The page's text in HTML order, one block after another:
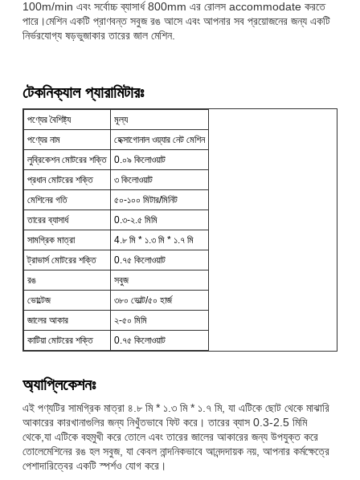
100m/min এবং সর্বোচ্চ ব্যাসার্ধ 800mm এর রোলস accommodate করতে
পারে।মেশিন একটি প্রাণবন্ত সবুজ রঙ আসে এবং আপনার সব প্রয়োজনের জন্য একটি
নির্ভরযোগ্য ষড়ভুজাকার তারের জাল মেশিন.
টেকনিক্যাল প্যারামিটারঃ
পণ্যের বৈশিষ্ট্য
মূল্য
পণ্যের নাম
হেক্সাগোনাল ওয়্যার নেট মেশিন
লুব্রিকেশন মোটরের শক্তি
0.০৯ কিলোওয়াট
প্রধান মোটরের শক্তি
৩ কিলোওয়াট
মেশিনের গতি
৫০-১০০ মিটার/মিনিট
তারের ব্যাসার্ধ
0.৩-২.৫ মিমি
সামগ্রিক মাত্রা
4.৮ মি * ১.৩ মি * ১.৭ মি
ট্রাভার্স মোটরের শক্তি
0.৭৫ কিলোওয়াট
রঙ
সবুজ
ভোল্টেজ
৩৮০ ভোল্ট/৫০ হার্জ
জালের আকার
২-৫০ মিমি
কাটিয়া মোটরের শক্তি
0.৭৫ কিলোওয়াট
অ্যাপ্লিকেশনঃ
এই পণ্যটির সামগ্রিক মাত্রা ৪.৮ মি * ১.৩ মি * ১.৭ মি, যা এটিকে ছোট থেকে মাঝারি
আকারের কারখানাগুলির জন্য নিখুঁতভাবে ফিট করে। তারের ব্যাস 0.3-2.5 মিমি
থেকে,যা এটিকে বহুমুখী করে তোলে এবং তারের জালের আকারের জন্য উপযুক্ত করে
তোলেমেশিনের রঙ হল সবুজ, যা কেবল নান্দনিকভাবে আনন্দদায়ক নয়, আপনার কর্মক্ষেত্রে
পেশাদারিত্বের একটি স্পর্শও যোগ করে।